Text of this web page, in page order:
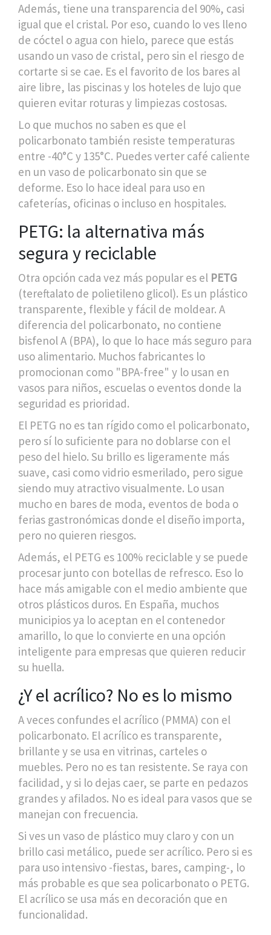
Además, tiene una transparencia del 90%, casi
igual que el cristal. Por eso, cuando lo ves lleno
de cóctel o agua con hielo, parece que estás
usando un vaso de cristal, pero sin el riesgo de
cortarte si se cae. Es el favorito de los bares al
aire libre, las piscinas y los hoteles de lujo que
quieren evitar roturas y limpiezas costosas.
Lo que muchos no saben es que el
policarbonato también resiste temperaturas
entre -40°C y 135°C. Puedes verter café caliente
en un vaso de policarbonato sin que se
deforme. Eso lo hace ideal para uso en
cafeterías, oficinas o incluso en hospitales.
PETG: la alternativa más
segura y reciclable
Otra opción cada vez más popular es el PETG
(tereftalato de polietileno glicol). Es un plástico
transparente, flexible y fácil de moldear. A
diferencia del policarbonato, no contiene
bisfenol A (BPA), lo que lo hace más seguro para
uso alimentario. Muchos fabricantes lo
promocionan como "BPA-free" y lo usan en
vasos para niños, escuelas o eventos donde la
seguridad es prioridad.
El PETG no es tan rígido como el policarbonato,
pero sí lo suficiente para no doblarse con el
peso del hielo. Su brillo es ligeramente más
suave, casi como vidrio esmerilado, pero sigue
siendo muy atractivo visualmente. Lo usan
mucho en bares de moda, eventos de boda o
ferias gastronómicas donde el diseño importa,
pero no quieren riesgos.
Además, el PETG es 100% reciclable y se puede
procesar junto con botellas de refresco. Eso lo
hace más amigable con el medio ambiente que
otros plásticos duros. En España, muchos
municipios ya lo aceptan en el contenedor
amarillo, lo que lo convierte en una opción
inteligente para empresas que quieren reducir
su huella.
¿Y el acrílico? No es lo mismo
A veces confundes el acrílico (PMMA) con el
policarbonato. El acrílico es transparente,
brillante y se usa en vitrinas, carteles o
muebles. Pero no es tan resistente. Se raya con
facilidad, y si lo dejas caer, se parte en pedazos
grandes y afilados. No es ideal para vasos que se
manejan con frecuencia.
Si ves un vaso de plástico muy claro y con un
brillo casi metálico, puede ser acrílico. Pero si es
para uso intensivo -fiestas, bares, camping-, lo
más probable es que sea policarbonato o PETG.
El acrílico se usa más en decoración que en
funcionalidad.